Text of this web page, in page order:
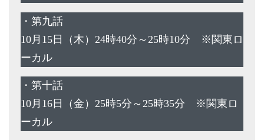
・第九話
10月15日（木）24時40分～25時10分 ※関東ロ
ーカル
・第十話
10月16日（金）25時5分～25時35分 ※関東ロ
ーカル